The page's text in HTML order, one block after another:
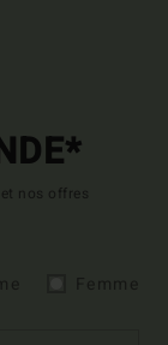
nos offres